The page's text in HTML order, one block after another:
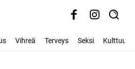
Vihreä Terveys Seksi Kulttuuri